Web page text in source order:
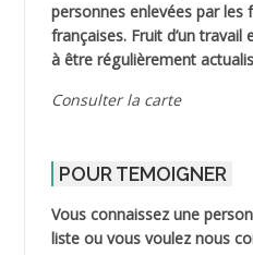
personnes enlevées par les
françaises. Fruit d’un
à être régulièrement
Consulter la carte
POUR TEMOIGNER
Vous connaissez une
liste ou vous voulez nous